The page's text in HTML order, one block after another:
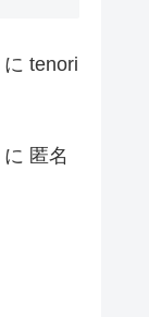
に tenori
に 匿名